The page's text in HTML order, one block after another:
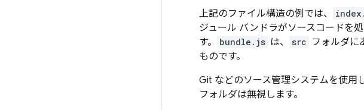
上記のファイル構造の例では、
ジュール バンドラがソースコードを処
す。
bundle.js は、 src フォルダに
ものです。
Git などのソース管理システムを使用
フォルダは無視します。